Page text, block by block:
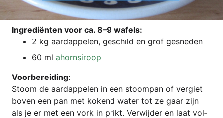
Ingre­diën­ten voor ca. 8–9 wafels:
2 kg aard­ap­pelen, geschild en grof gesneden
60 ml ahorn­si­roop
Voor­be­rei­ding:
Stoom de aard­ap­pelen in een stoom­pan of ver­giet
boven een pan met kokend water tot ze gaar zijn
als je er met een vork in prikt. Ver­wij­der en laat vol­